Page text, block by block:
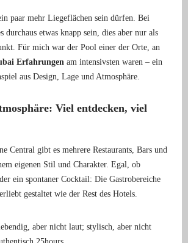
paar mehr Liegeflächen sein dürfen. Bei
durchaus etwas knapp sein, dies aber nur als
Für mich war der Pool einer der Orte, an
Erfahrungen am intensivsten waren – ein
aus Design, Lage und Atmosphäre.
Viel entdecken, viel
Central gibt es mehrere Restaurants, Bars und
eigenen Stil und Charakter. Egal, ob
ein spontaner Cocktail: Die Gastrobereiche
gestaltet wie der Rest des Hotels.
aber nicht laut; stylisch, aber nicht